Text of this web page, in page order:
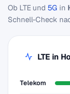
Ob LTE und 5G in
Schnell-Check
LTE in
Telekom